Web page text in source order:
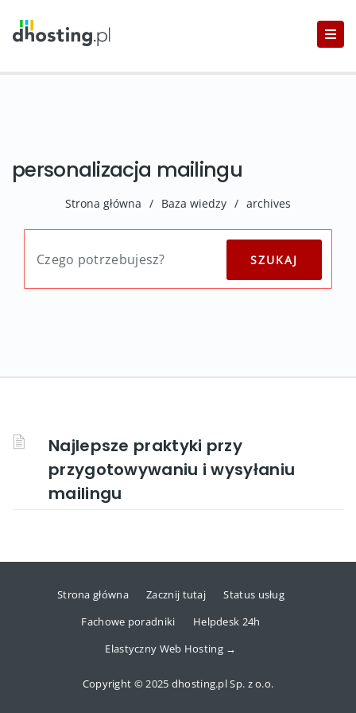
personalizacja mailingu
Strona główna / Baza wiedzy / archives
Najlepsze praktyki przy
przygotowywaniu i wysyłaniu
mailingu
Strona główna Zacznij tutaj
Status usług
Fachowe poradniki
Helpdesk 24h
Elastyczny Web Hosting →
Copyright © 2025 dhosting.pl Sp. z o.o.